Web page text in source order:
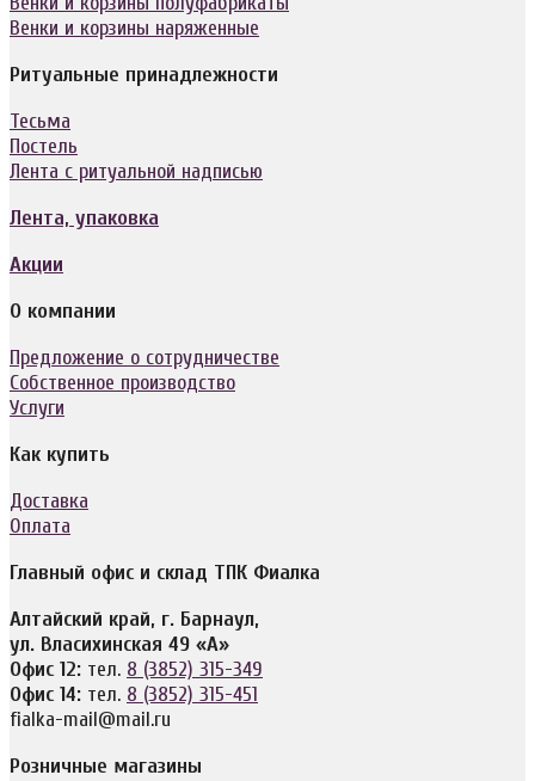
Венки и корзины наряженные
Ритуальные принадлежности
Тесьма
Постель
Лента с ритуальной надписью
Лента, упаковка
Акции
О компании
Предложение о сотрудничестве
Собственное производство
Услуги
Как купить
Доставка
Оплата
Главный офис и склад ТПК Фиалка
Алтайский край, г. Барнаул,
ул. Власихинская 49 «А»
Офис 12: тел. 8 (3852) 315-349
Офис 14: тел. 8 (3852) 315-451
fialka-mail@mail.ru
Розничные магазины